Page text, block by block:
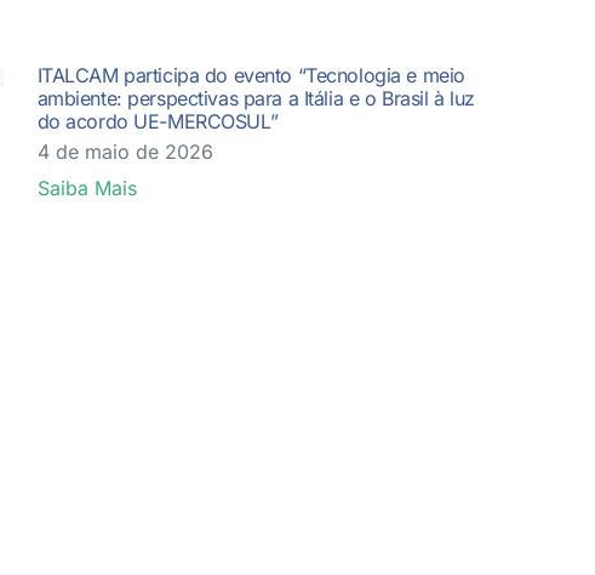
ITALCAM participa do evento “Tecnologia e meio
ambiente: perspectivas para a Itália e o Brasil à luz
do acordo UE-MERCOSUL”
4 de maio de 2026
Saiba Mais